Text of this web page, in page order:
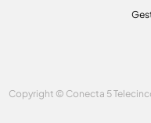
Copyright © Conecta 5